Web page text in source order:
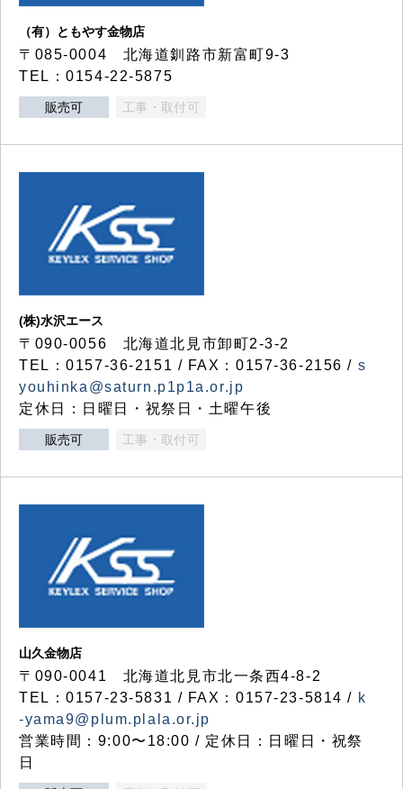
（有）ともやす金物店
〒085-0004 北海道釧路市新富町9-3
TEL：0154-22-5875
販売可 工事・取付可
(株)水沢エース
〒090-0056 北海道北見市卸町2-3-2
TEL：0157-36-2151 / FAX：0157-36-2156 / s
youhinka@saturn.p1p1a.or.jp
定休日：日曜日・祝祭日・土曜午後
販売可 工事・取付可
山久金物店
〒090-0041 北海道北見市北一条西4-8-2
TEL：0157-23-5831 / FAX：0157-23-5814 / k
-yama9@plum.plala.or.jp
営業時間：9:00〜18:00 / 定休日：日曜日・祝祭
日